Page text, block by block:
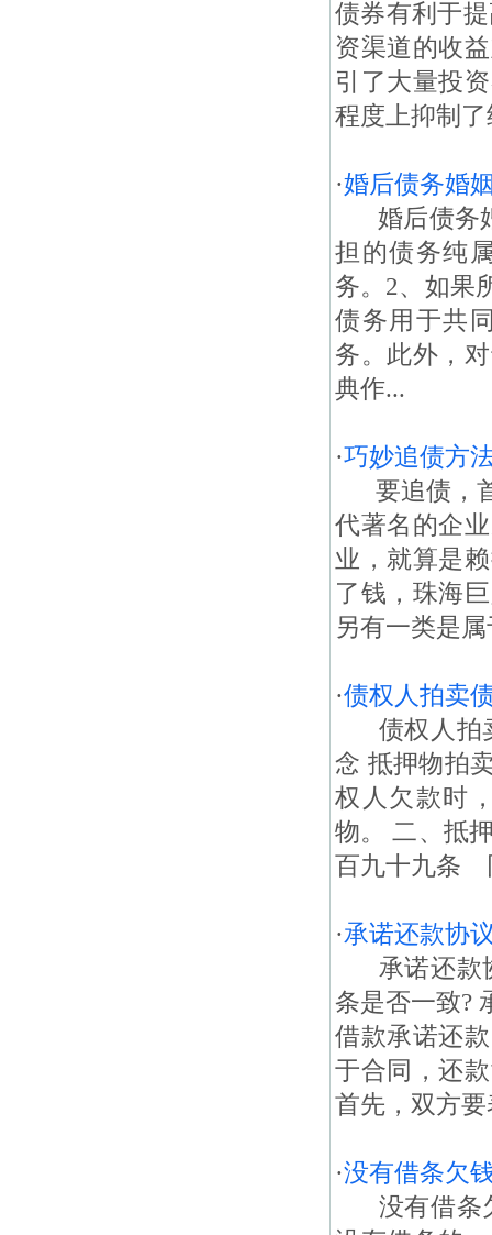
债券有利于
资渠道的收
引了大量投
程度上抑制
·婚后债务婚
婚后债务婚
担的债务纯
务。2、如果
债务用于共
务。此外，
典作...
·巧妙追债方
要追债，首
代著名的企
业，就算是
了钱，珠海
另有一类是
·债权人拍卖
债权人拍
念 抵押物拍
权人欠款时
物。 二、抵
百九十九条
·承诺还款协
承诺还款
条是否一致?
借款承诺还
于合同，还
首先，双方
·没有借条欠
没有借条